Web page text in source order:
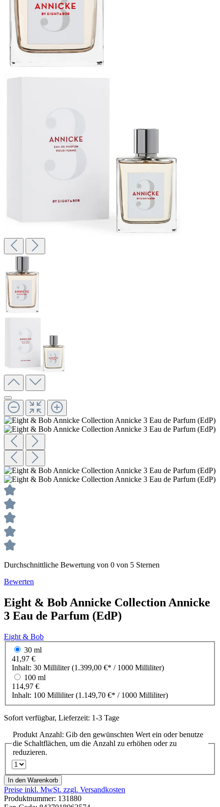
Durchschnittliche Bewertung von 0 von 5 Sternen
Bewerten
Eight & Bob Annicke Collection Annicke
3 Eau de Parfum (EdP)
Eight & Bob
30 ml
41,97 €
Inhalt: 30 Milliliter(1.399,00 €* / 1000 Milliliter)
100 ml
114,97 €
Inhalt: 100 Milliliter(1.149,70 €* / 1000 Milliliter)
Sofort verfügbar, Lieferzeit: 1-3 Tage
Produkt Anzahl: Gib den gewünschten Wert ein oder benutze
die Schaltflächen, um die Anzahl zu erhöhen oder zu
reduzieren.
In den Warenkorb
Preise inkl. MwSt. zzgl. Versandkosten
Produktnummer: 131880